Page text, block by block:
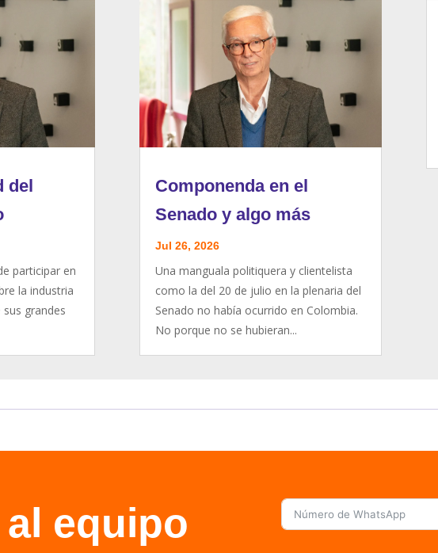
del
participar en
la industria
grandes
Componenda en el
Senado y algo más
Jul 26, 2026
Una manguala politiquera y clientelista
como la del 20 de julio en la plenaria del
Senado no había ocurrido en Colombia.
No porque no se hubieran...
al equipo